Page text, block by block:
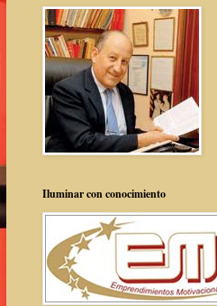
Iluminar con conocimiento